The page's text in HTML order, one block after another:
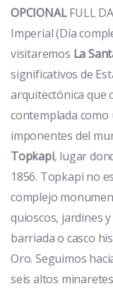
OPCIONALFULL
Imperial (Día
visitaremos La
significativos de
arquitectónica que
contemplada como
imponentes del
Topkapi, lugar
1856. Topkapi no
complejo
quioscos, jardines
barriada o casco
Oro. Seguimos
seis altos